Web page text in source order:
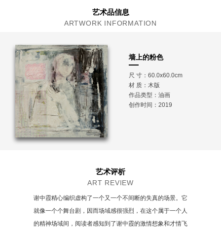
艺术品信息
ARTWORK INFORMATION
墙上的粉色
尺 寸：60.0x60.0cm
材 质： 木版
作品类型：油画
创作时间：2019
艺术评析
ART REVIEW
谢中霞精心编织虚构了一个又一个不间断的失真的场景。它
就像一个个舞台剧，因而场域感很强烈，在这个属于一个人
的精神场域间，阅读者感知到了谢中霞的激情想象和才情飞